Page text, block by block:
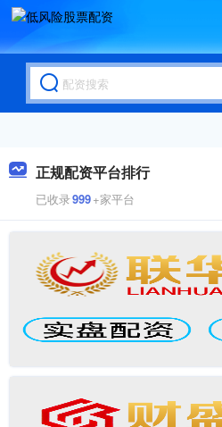
正规配资平台排行
已收录999+家平台